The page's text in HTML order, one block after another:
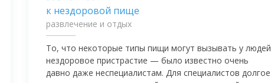
развлечение и отдых
То, что некоторые типы пищи могут вызывать у людей
нездоровое пристрастие — было известно очень
давно даже неспециалистам. Для специалистов долгое